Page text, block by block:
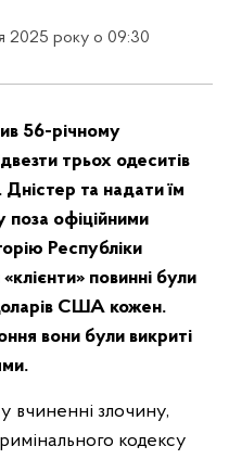
2025 року о 09:30
56-річному
трьох одеситів
Дністер та надати їм
офіційними
Республіки
повинні були
США кожен.
вони були викриті
вчиненні злочину,
кодексу